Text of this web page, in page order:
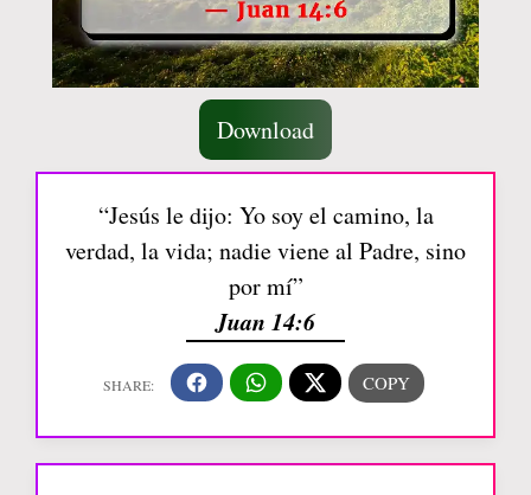
Download
“Jesús le dijo: Yo soy el camino, la
verdad, la vida; nadie viene al Padre, sino
por mí”
Juan 14:6